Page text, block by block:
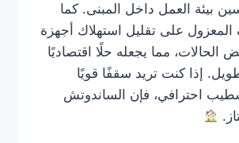
بيئة العمل داخل المبنى. كما
على تقليل استهلاك أجهزة
الحالات، مما يجعله حلًا اقتصاديًا
إذا كنت تريد سقفًا قويًا
احترافي، فإن الساندوتش